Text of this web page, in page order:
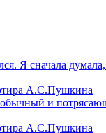
Я сначала
А.С.Пушкина
и
А.С.Пушкина